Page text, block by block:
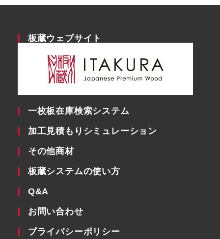
板蔵ウェブサイト
一枚板在庫検索システム
加工見積もりシミュレーション
その他商材
板蔵システムの使い方
Q&A
お問い合わせ
プライバシーポリシー